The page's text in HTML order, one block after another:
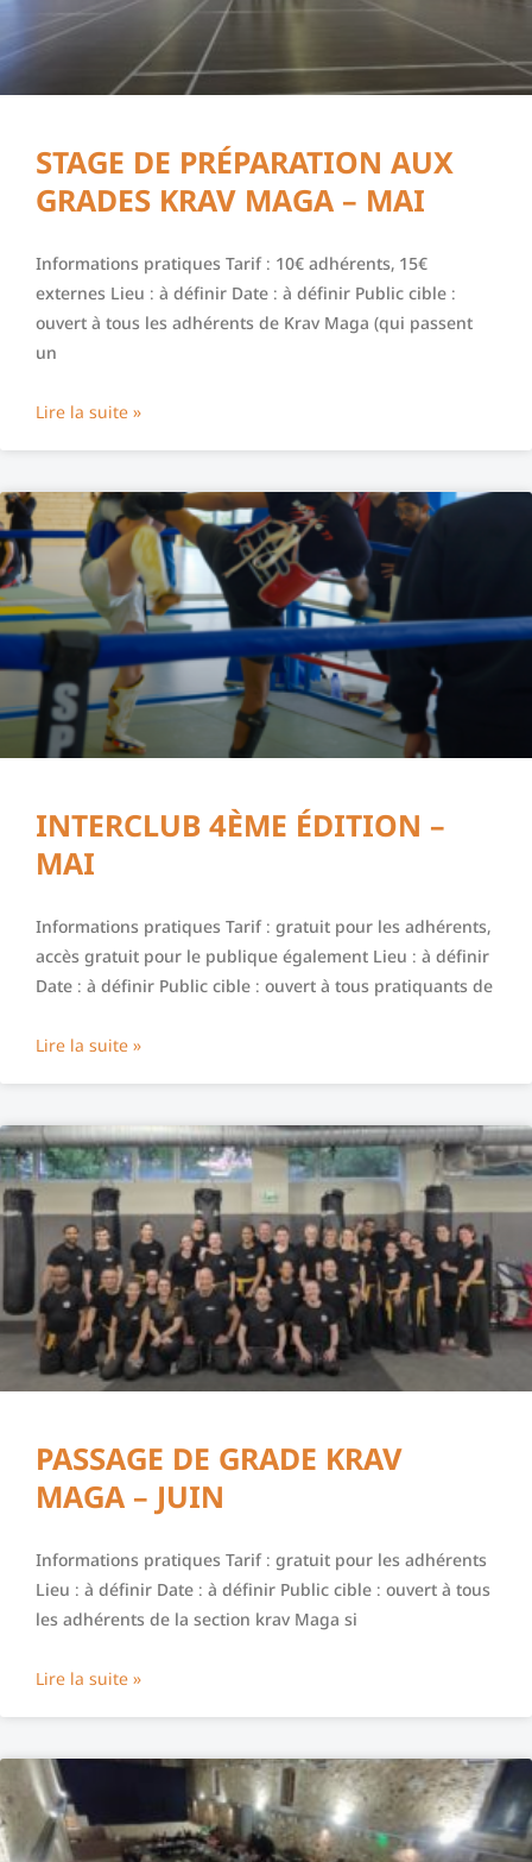
STAGE DE PRÉPARATION AUX
GRADES KRAV MAGA – MAI
Informations pratiques Tarif : 10€ adhérents, 15€
externes Lieu : à définir Date : à définir Public cible :
ouvert à tous les adhérents de Krav Maga (qui passent
un
Lire la suite »
INTERCLUB 4ÈME ÉDITION –
MAI
Informations pratiques Tarif : gratuit pour les adhérents,
accès gratuit pour le publique également Lieu : à définir
Date : à définir Public cible : ouvert à tous pratiquants de
Lire la suite »
PASSAGE DE GRADE KRAV
MAGA – JUIN
Informations pratiques Tarif : gratuit pour les adhérents
Lieu : à définir Date : à définir Public cible : ouvert à tous
les adhérents de la section krav Maga si
Lire la suite »